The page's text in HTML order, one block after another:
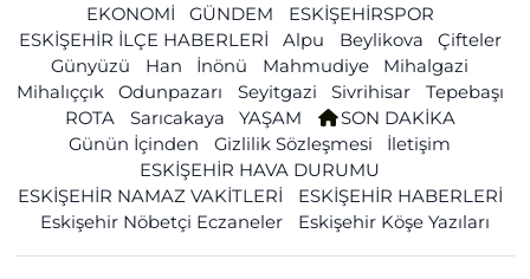
EKONOMİ
GÜNDEM
ESKİŞEHİRSPOR
ESKİŞEHİR İLÇE HABERLERİ
Alpu Beylikova
Çifteler
Günyüzü
Han İnönü Mahmudiye
Mihalgazi
Mihalıççık
Odunpazarı Seyitgazi Sivrihisar
Tepebaşı
ROTA
Sarıcakaya YAŞAM
SON DAKİKA
Günün İçinden
Gizlilik Sözleşmesi
İletişim
ESKİŞEHİR HAVA DURUMU
ESKİŞEHİR NAMAZ VAKİTLERİ
ESKİŞEHİR HABERLERİ
Eskişehir Nöbetçi Eczaneler
Eskişehir Köşe Yazıları